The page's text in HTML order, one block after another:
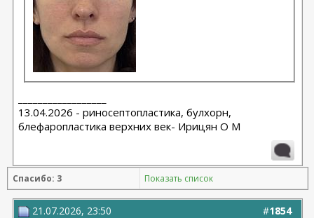
13.04.2026 - риносептопластика, булхорн,
блефаропластика верхних век- Ирицян О М
Спасибо: 3 Показать список
#1854
21.07.2026, 23:50